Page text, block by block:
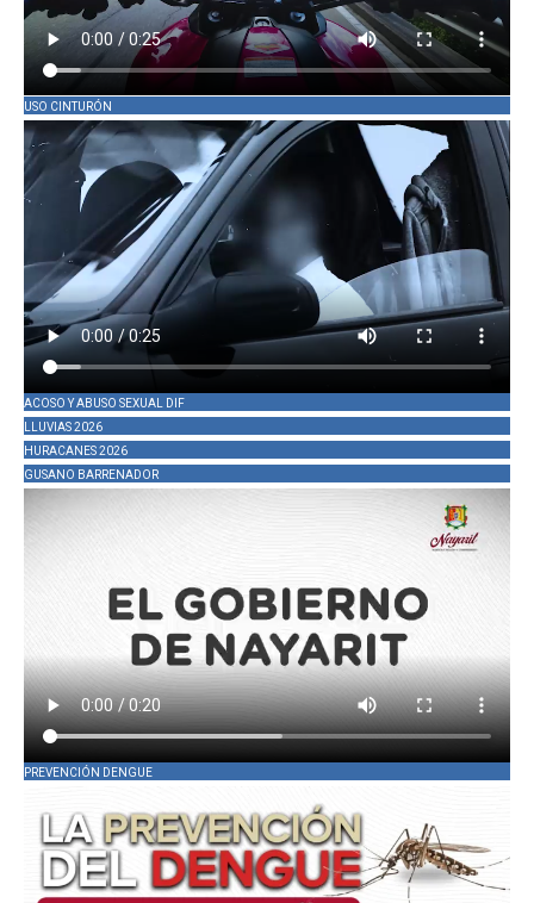
USO CINTURÓN
ACOSO Y ABUSO SEXUAL DIF
LLUVIAS 2026
HURACANES 2026
GUSANO BARRENADOR
PREVENCIÓN DENGUE